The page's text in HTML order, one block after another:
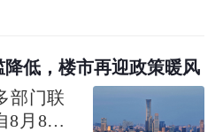
约量创下
来日均
低，楼市再迎政策暖风
部门联
8月8日